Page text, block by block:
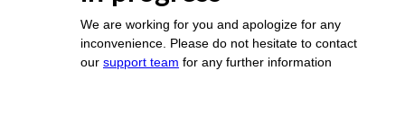
We are working for you and apologize for any
inconvenience. Please do not hesitate to contact
our support team for any further information